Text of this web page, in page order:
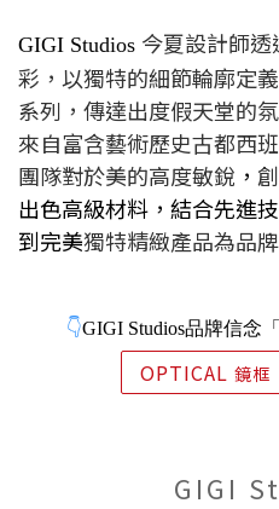
GIGI Studios 今夏設計師
彩，以獨特的細節輪廓定
系列，傳達出度假天堂的
來自富含藝術歷史古都西
團隊對於美的高度敏銳 ，
出色高級材料 ，結合先進
到完美獨特精緻產品為品
👇GIGI Studios品牌信念
OPTICAL鏡框
GIGI